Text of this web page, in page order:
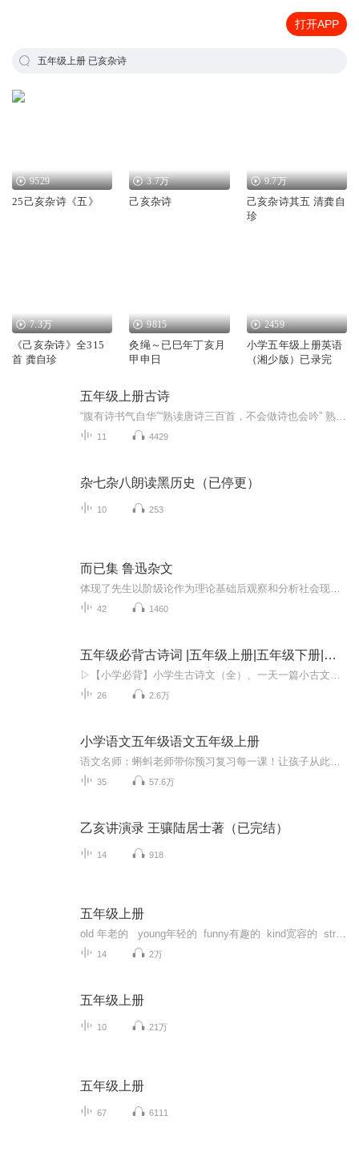
打开APP
五年级上册 已亥杂诗
9529
25己亥杂诗《五》
3.7万
己亥杂诗
9.7万
己亥杂诗其五 清龚自
珍
7.3万
《己亥杂诗》全315
首 龚自珍
9815
灸绳～已巳年丁亥月
甲申日
2459
小学五年级上册英语
（湘少版）已录完
五年级上册古诗
11 4429
杂七杂八朗读黑历史（已停更）
10 253
而已集 鲁迅杂文
42 1460
五年级必背古诗词 |五年级上册|五年级下册|古诗文
26 2.6万
小学语文五年级语文五年级上册
35 57.6万
乙亥讲演录 王骧陆居士著（已完结）
14 918
五年级上册
14 2万
五年级上册
10 21万
五年级上册
67 6111